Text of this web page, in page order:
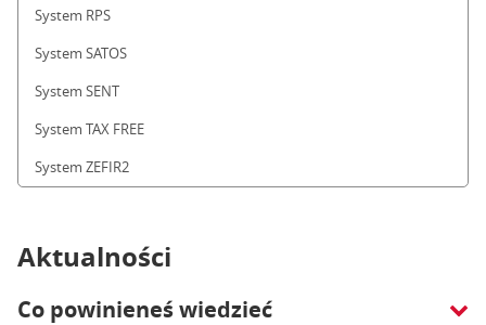
System RPS
System SATOS
System SENT
System TAX FREE
System ZEFIR2
Aktualności
Co powinieneś wiedzieć